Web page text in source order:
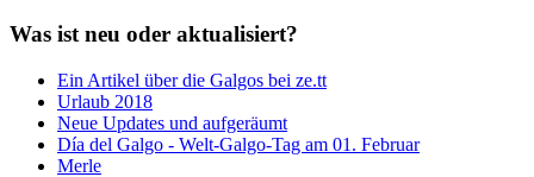
Was ist neu oder aktualisiert?
Ein Artikel über die Galgos bei ze.tt
Urlaub 2018
Neue Updates und aufgeräumt
Día del Galgo - Welt-Galgo-Tag am 01. Februar
Merle